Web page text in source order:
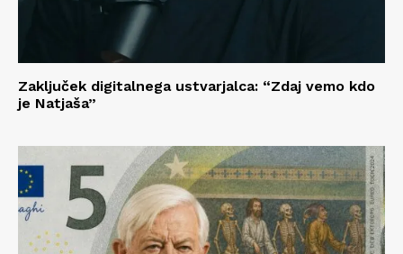
Zaključek digitalnega ustvarjalca: “Zdaj vemo kdo
je Natjaša”